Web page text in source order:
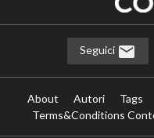
Seguici
About Autori Tags
Terms&Conditions